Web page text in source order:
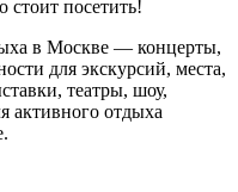
стоит посетить!
в Москве — концерты,
для экскурсий, места,
театры, шоу,
активного отдыха